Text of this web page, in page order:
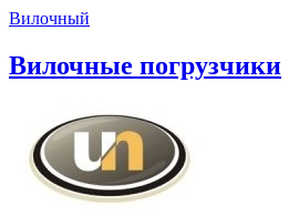
Вилочный
Вилочные погрузчики